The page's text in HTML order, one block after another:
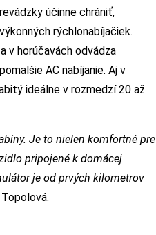
účinne chrániť,
rýchlonabíjačiek.
v horúčavách odvádza
AC nabíjanie. Aj v
ideálne v rozmedzí 20 až
Je to nielen komfortné pre
pripojené k domácej
je od prvých kilometrov